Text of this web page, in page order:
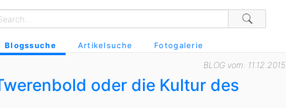
Blogssuche Artikelsuche Fotogalerie
BLOG vom: 11.12.2015
oder die Kultur des